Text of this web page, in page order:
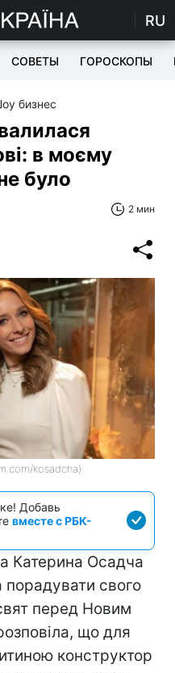
RU
СОВЕТЫ ГОРОСКОПЫ
бизнес
в моєму
було
2 мин
kosadcha)
Добавь
вместе с РБК-
Катерина Осадча
порадувати свого
перед Новим
що для
конструктор